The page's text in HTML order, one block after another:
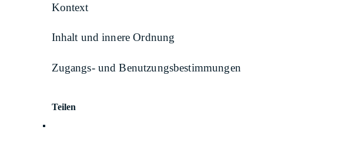
Kontext
Inhalt und innere Ordnung
Zugangs- und Benutzungsbestimmungen
Teilen